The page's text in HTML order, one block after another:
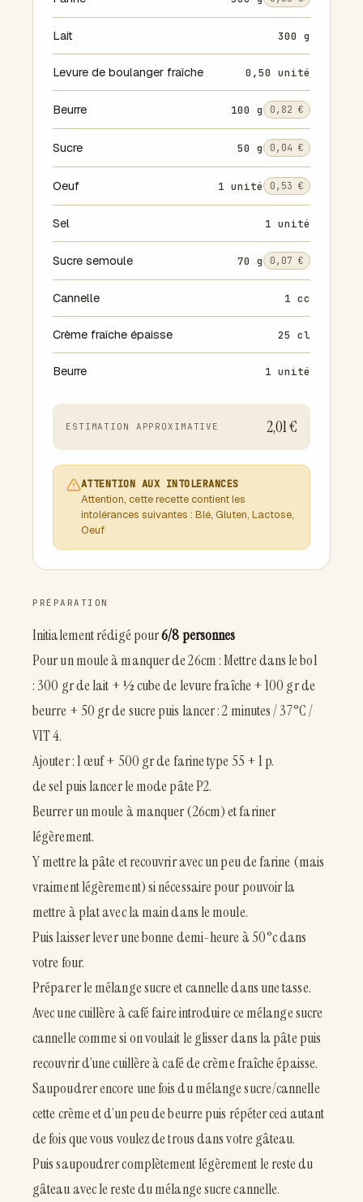
Lait 300 g
Levure de boulanger fraîche 0,50 unité
Beurre 100 g 0,82 €
Sucre 50 g 0,04 €
Oeuf 1 unité 0,53 €
Sel 1 unité
Sucre semoule 70 g 0,07 €
Cannelle 1 cc
Crème fraîche épaisse 25 cl
Beurre 1 unité
ESTIMATION APPROXIMATIVE 2,01 €
ATTENTION AUX INTOLERANCES
Attention, cette recette contient les
intolérances suivantes : Blé, Gluten, Lactose,
Oeuf
PRÉPARATION
Initialement rédigé pour6/8 personnes
Pour un moule à manquer de 26cm : Mettre dans le bol
: 300 gr de lait + ½ cube de levure fraîche + 100 gr de
beurre + 50 gr de sucre puis lancer : 2 minutes / 37°C /
VIT 4.
Ajouter : 1 œuf + 500 gr de farine type 55 + 1 p.
de sel puis lancer le mode pâte P2.
Beurrer un moule à manquer (26cm) et fariner
légèrement.
Y mettre la pâte et recouvrir avec un peu de farine (mais
vraiment légèrement) si nécessaire pour pouvoir la
mettre à plat avec la main dans le moule.
Puis laisser lever une bonne demi-heure à 50°c dans
votre four.
Préparer le mélange sucre et cannelle dans une tasse.
Avec une cuillère à café faire introduire ce mélange sucre
cannelle comme si on voulait le glisser dans la pâte puis
recouvrir d’une cuillère à café de crème fraîche épaisse.
Saupoudrer encore une fois du mélange sucre/cannelle
cette crème et d’un peu de beurre puis répéter ceci autant
de fois que vous voulez de trous dans votre gâteau.
Puis saupoudrer complètement légèrement le reste du
gâteau avec le reste du mélange sucre cannelle.